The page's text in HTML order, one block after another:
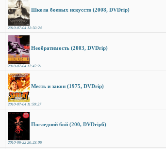
Школа боевых искусств (2008, DVDrip)
2010-07-04 12:50:24
Необратимость (2003, DVDrip)
2010-07-04 12:42:21
Месть и закон (1975, DVDrip)
2010-07-04 11:59:27
Последний бой (200, DVDrip6)
2010-06-22 20:23:06